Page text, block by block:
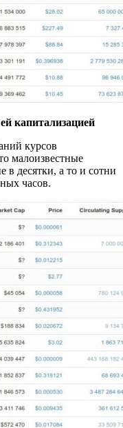
капитализацией
курсов
малоизвестные
в десятки, а то и сотни
часов.